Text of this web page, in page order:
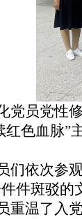
党员党性
红色血脉
们依次参
件斑驳
重温了入